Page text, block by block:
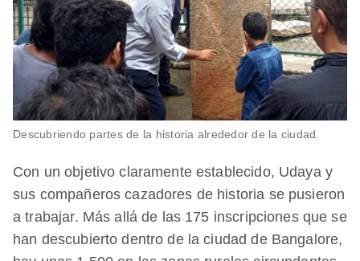
Descubriendo partes de la historia alrededor de la ciudad.
Con un objetivo claramente establecido, Udaya y
sus compañeros cazadores de historia se pusieron
a trabajar. Más allá de las 175 inscripciones que se
han descubierto dentro de la ciudad de Bangalore,